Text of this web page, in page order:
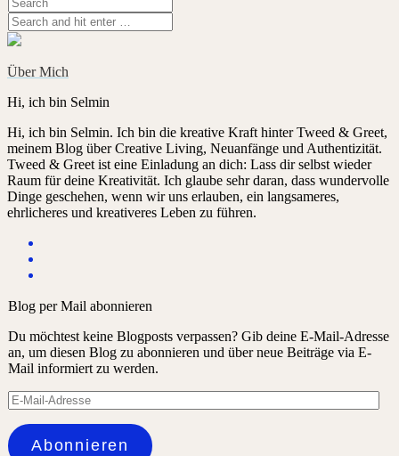
Über Mich
Hi, ich bin Selmin
Hi, ich bin Selmin. Ich bin die kreative Kraft hinter Tweed & Greet,
meinem Blog über Creative Living, Neuanfänge und Authentizität.
Tweed & Greet ist eine Einladung an dich: Lass dir selbst wieder
Raum für deine Kreativität. Ich glaube sehr daran, dass wundervolle
Dinge geschehen, wenn wir uns erlauben, ein langsameres,
ehrlicheres und kreativeres Leben zu führen.
Blog per Mail abonnieren
Du möchtest keine Blogposts verpassen? Gib deine E-Mail-Adresse
an, um diesen Blog zu abonnieren und über neue Beiträge via E-
Mail informiert zu werden.
E-
Mail-
Adresse
Abonnieren